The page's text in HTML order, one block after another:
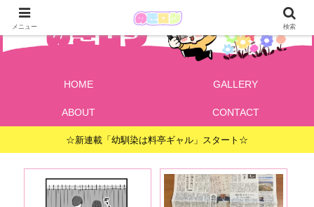
HOME GALLERY
ABOUT CONTACT
☆新連載「幼馴染は料亭ギャル」スタート☆
メニュー 検索